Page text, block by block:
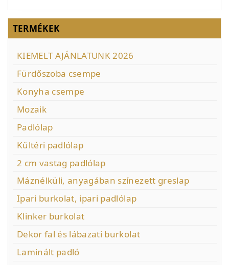
TERMÉKEK
KIEMELT AJÁNLATUNK 2026
Fürdőszoba csempe
Konyha csempe
Mozaik
Padlólap
Kültéri padlólap
2 cm vastag padlólap
Máznélküli, anyagában színezett greslap
Ipari burkolat, ipari padlólap
Klinker burkolat
Dekor fal és lábazati burkolat
Laminált padló